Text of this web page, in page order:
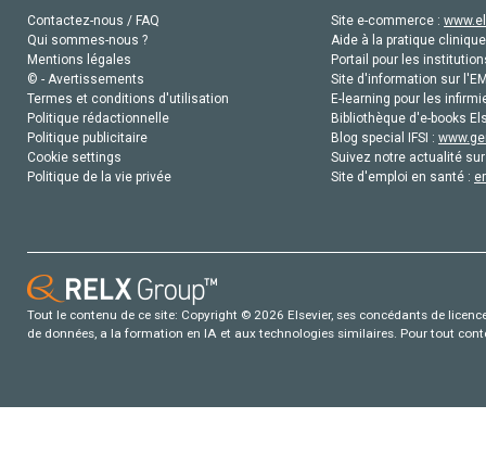
Contactez-nous / FAQ
Qui sommes-nous ?
Mentions légales
© - Avertissements
Termes et conditions d'utilisation
Politique rédactionnelle
Politique publicitaire
Cookie settings
Politique de la vie privée
Site e-commerce :
Aide à la pratique
Portail pour les
Site d'information sur
E-learning pour les
Bibliothèque d'e-books
Blog special IFSI :
Suivez notre actualité
Site d'emploi en santé :
Tout le contenu de ce site: Copyright © 2026 Elsevier, ses concédants de
de données, a la formation en IA et aux technologies similaires. Pour tout